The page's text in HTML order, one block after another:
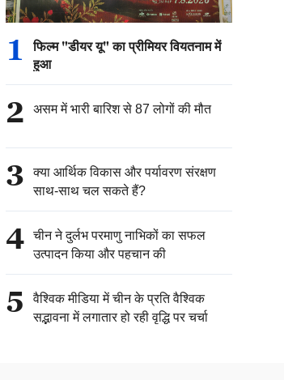
1
फिल्म "डीयर यू" का प्रीमियर वियतनाम में
हुआ
2 असम में भारी बारिश से 87 लोगों की मौत
3
क्या आर्थिक विकास और पर्यावरण संरक्षण
साथ-साथ चल सकते हैं?
4
चीन ने दुर्लभ परमाणु नाभिकों का सफल
उत्पादन किया और पहचान की
5
वैश्विक मीडिया में चीन के प्रति वैश्विक
सद्भावना में लगातार हो रही वृद्धि पर चर्चा